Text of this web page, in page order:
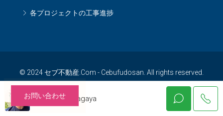
各プロジェクトの工事進捗
© 2024 セブ不動産.Com - Cebufudosan. All rights reserved.
Katsuhiko Nagaya
お問い合わせ